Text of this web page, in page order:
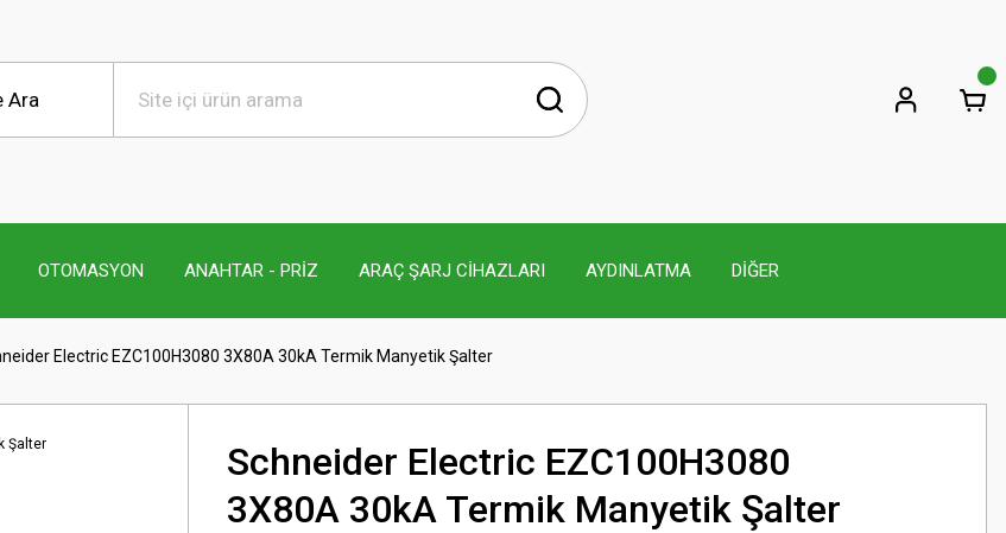
OTOMASYON ANAHTAR - PRİZ ARAÇ ŞARJ CİHAZLARI AYDINLATMA DİĞER
Electric EZC100H3080 3X80A 30kA Termik Manyetik Şalter
Schneider Electric EZC100H3080
3X80A 30kA Termik Manyetik Şalter